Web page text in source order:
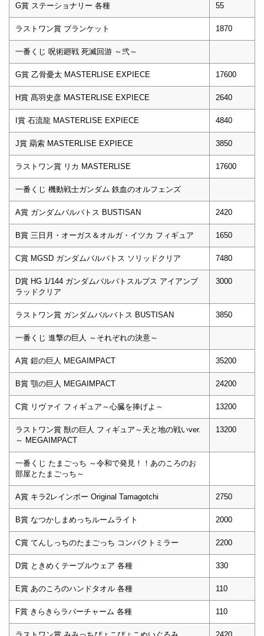
G賞 ステーショナリー 各種 55
ラストワン賞 ブランケット 1870
一番くじ 呪術廻戦 死滅回游 ～弐～
G賞 乙骨憂太 MASTERLISE EXPIECE 17600
H賞 髙羽史彦 MASTERLISE EXPIECE 2640
I賞 石流龍 MASTERLISE EXPIECE 4840
J賞 羂索 MASTERLISE EXPIECE 3850
ラストワン賞 リカ MASTERLISE 17600
一番くじ 機動戦士ガンダム 鉄血のオルフェンズ
A賞 ガンダムバルバトス BUSTISAN 2420
B賞 三日月・オーガス＆オルガ・イツカ フィギュア 1650
C賞 MGSD ガンダムバルバトス ソリッドクリア 7480
D賞 HG 1/144 ガンダムバルバトスルプス アイアンブ
ラッドクリア
3000
ラストワン賞 ガンダムバルバトス BUSTISAN 3850
一番くじ 進撃の巨人 ～それぞれの決意～
A賞 鎧の巨人 MEGAIMPACT 35200
B賞 顎の巨人 MEGAIMPACT 24200
C賞 リヴァイ フィギュア～心臓を捧げよ～ 13200
ラストワン賞 獣の巨人 フィギュア～天と地の戦いver.
～ MEGAIMPACT
13200
一番くじ たまごっち ～令和で発見！！あのころのお
部屋とたまごっち～
A賞 キラ2レインボー Original Tamagotchi 2750
B賞 なつかしまめっちルームライト 2000
C賞 てんしっちのたまごっち コンパクトミラー 2200
D賞 ときめくテーブルウェア 各種 330
E賞 あのころのハンドタオル 各種 110
F賞 きらきらラバーチャーム 各種 110